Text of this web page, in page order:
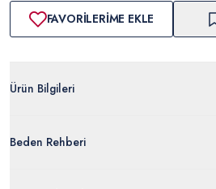
FAVORILERIME EKLE
Ürün Bilgileri
%100 Pamuk
Beden Rehberi